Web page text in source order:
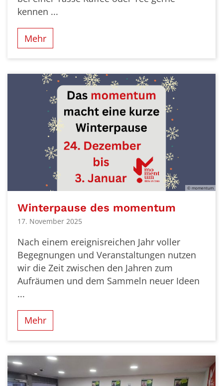
kennen ...
Mehr
© momentum
Winterpause des momentum
17. November 2025
Nach einem ereignisreichen Jahr voller
Begegnungen und Veranstaltungen nutzen
wir die Zeit zwischen den Jahren zum
Aufräumen und dem Sammeln neuer Ideen
...
Mehr